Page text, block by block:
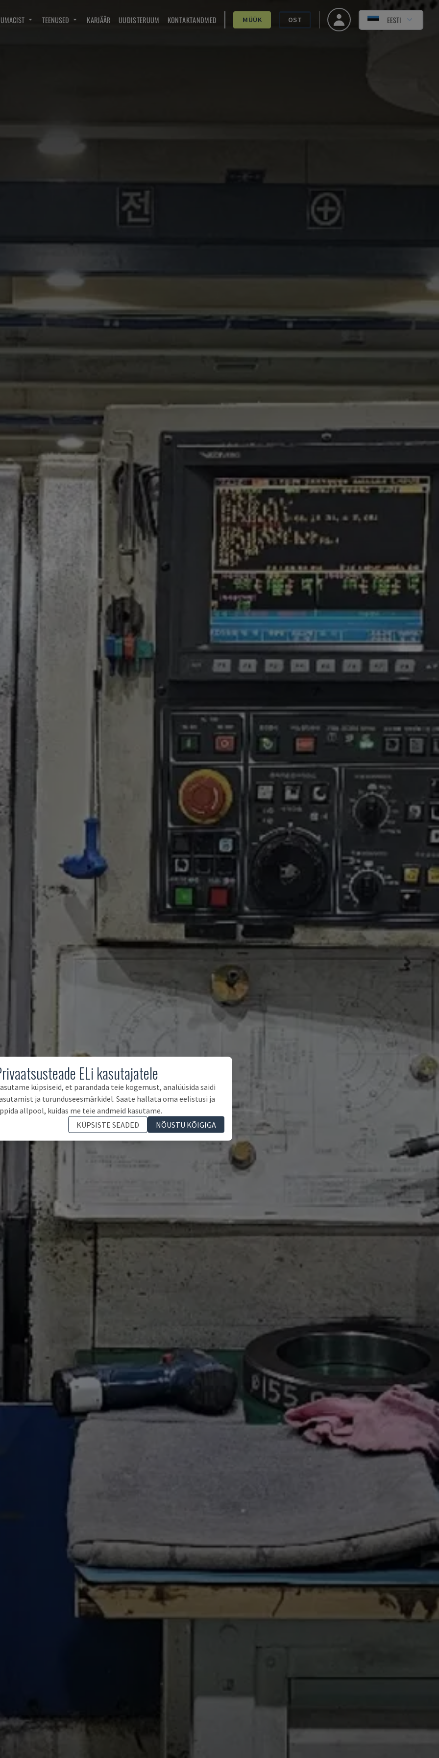
TEENUSED KARJÄÄR UUDISTERUUM KONTAKTANDMED MÜÜK OST EESTI
ELi kasutajatele
küpsiseid, et parandada teie kogemust, analüüsida saidi
ja turunduseesmärkidel. Saate hallata oma eelistusi ja
allpool, kuidas me teie andmeid kasutame.
KÜPSISTE SEADED
NÕUSTU KÕIGIGA